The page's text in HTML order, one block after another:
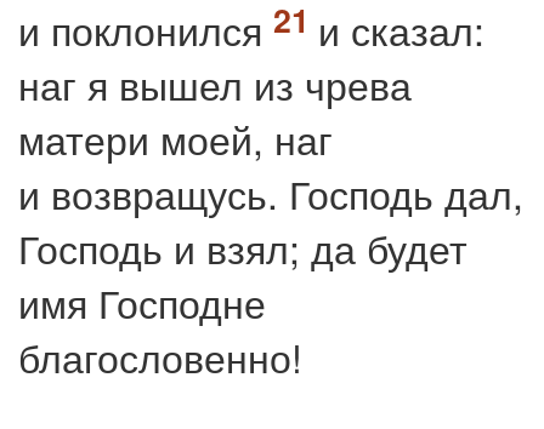
и поклонился
и сказал:
наг я вышел из чрева
матери моей, наг
и возвращусь. Господь дал,
Господь и взял; да будет
имя Господне
благословенно!